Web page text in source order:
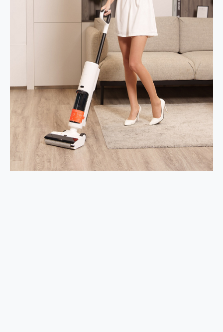
一吸完美對位 擁有超強吸力與超好用的隱磁支架 O-ONE MAG 最會吸的行動電源 開箱 評測
Motorola edge 70 pro 及 moto g37 power上市，登錄在送飛利浦氣炸鍋
榮耀 HONOR 600 Pro x MOLLY Limited Edition 限量版開賣，攜手味全龍進駐大巨蛋萬人盛典